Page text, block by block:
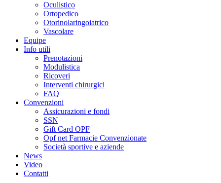
Oculistico
Ortopedico
Otorinolaringoiatrico
Vascolare
Equipe
Info utili
Prenotazioni
Modulistica
Ricoveri
Interventi chirurgici
FAQ
Convenzioni
Assicurazioni e fondi
SSN
Gift Card OPF
Opf net Farmacie Convenzionate
Società sportive e aziende
News
Video
Contatti